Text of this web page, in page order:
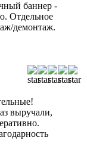
баннер -
Отдельное
демонтаж.
выручали,